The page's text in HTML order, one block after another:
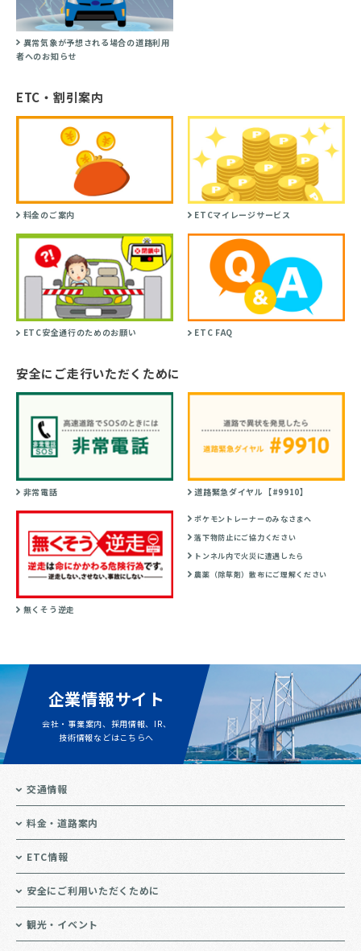
異常気象が予想される場合の道路利用
者へのお知らせ
ETC・割引案内
料金のご案内 ETCマイレージサービス
ETC安全通行のためのお願い ETC FAQ
安全にご走行いただくために
非常電話 道路緊急ダイヤル【#9910】
無くそう逆走
ポケモントレーナーのみなさまへ
落下物防止にご協力ください
トンネル内で火災に遭遇したら
農薬（除草剤）散布にご理解ください
企業情報サイト
会社・事業案内、採用情報、IR、
技術情報などはこちらへ
交通情報
料金・道路案内
ETC情報
安全にご利用いただくために
観光・イベント